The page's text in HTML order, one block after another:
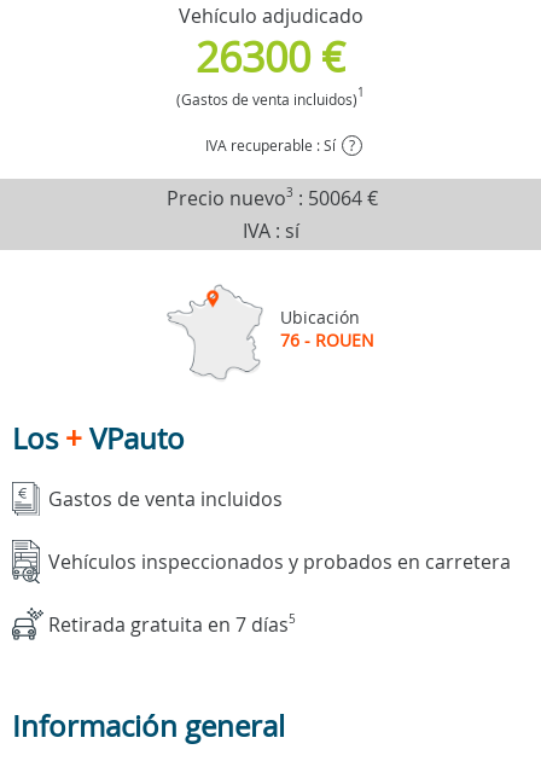
Vehículo adjudicado
26300 €
(Gastos de venta incluidos)1
IVA recuperable : Sí ?
Precio nuevo3 : 50064 €
IVA : sí
Ubicación
76 - ROUEN
Los+VPauto
Gastos de venta incluidos
Vehículos inspeccionados y probados en carretera
Retirada gratuita en 7 días5
Información general